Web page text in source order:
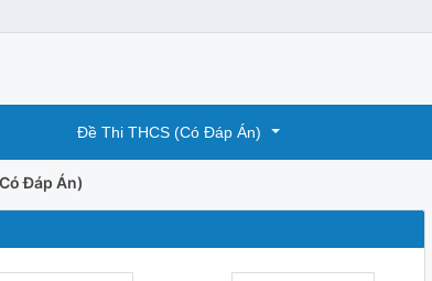
Đề Thi THCS (Có Đáp Án)
Đáp Án)